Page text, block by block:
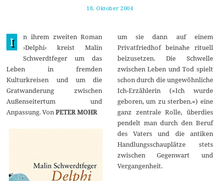
18. Oktober 2004
u
n
i
2
0
2
0
I
n ihrem zweiten Roman
›Delphi‹ kreist Malin
Schwerdtfeger um das
Leben in fremden
Kulturkreisen und um die
Gratwanderung zwischen
Außenseitertum und
Anpassung. VonPETER MOHR
um sie dann auf einem
Privatfriedhof beinahe rituell
beizusetzen. Die Schwelle
zwischen Leben und Tod spielt
schon durch die ungewöhnliche
Ich-Erzählerin (»Ich wurde
geboren, um zu sterben.«) eine
ganz zentrale Rolle, überdies
pendelt man durch den Beruf
des Vaters und die antiken
Handlungsschauplätze stets
zwischen Gegenwart und
Vergangenheit.